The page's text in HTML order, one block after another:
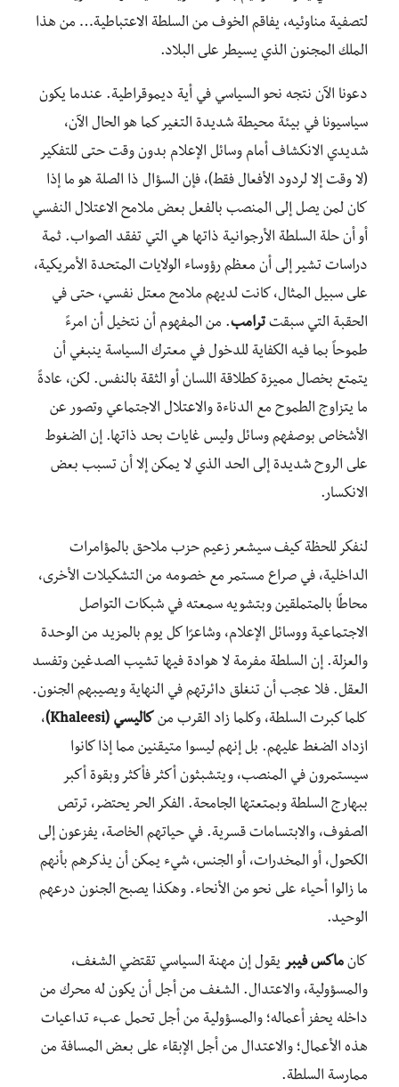
لتصفية مناوئيه، يفاقم الخوف من السلطة الاعتباطية… من هذا
الملك المجنون الذي يسيطر على البلاد.
دعونا الآن نتجه نحو السياسي في أية ديموقراطية. عندما يكون
سياسيونا في بيئة محيطة شديدة التغير كما هو الحال الآن،
شديدي الانكشاف أمام وسائل الإعلام بدون وقت حتى للتفكير
(لا وقت إلا لردود الأفعال فقط)، فإن السؤال ذا الصلة هو ما إذا
كان لمن يصل إلى المنصب بالفعل بعض ملامح الاعتلال النفسي
أو أن حلة السلطة الأرجوانية ذاتها هي التي تفقد الصواب. ثمة
دراسات تشير إلى أن معظم رؤوساء الولايات المتحدة الأمريكية،
على سبيل المثال، كانت لديهم ملامح معتل نفسي، حتى في
الحقبة التي سبقتترامب. من المفهوم أن نتخيل أن امرءً
طموحاً بما فيه الكفاية للدخول في معترك السياسة ينبغي أن
يتمتع بخصال مميزة كطلاقة اللسان أو الثقة بالنفس. لكن، عادةً
ما يتزاوج الطموح مع الدناءة والاعتلال الاجتماعي وتصور عن
الأشخاص بوصفهم وسائل وليس غايات بحد ذاتها. إن الضغوط
على الروح شديدة إلى الحد الذي لا يمكن إلا أن تسبب بعض
الانكسار.
لنفكر للحظة كيف سيشعر زعيم حزب ملاحق بالمؤامرات
الداخلية، في صراع مستمر مع خصومه من التشكيلات الأخرى،
محاطًا بالمتملقين وبتشويه سمعته في شبكات التواصل
الاجتماعية ووسائل الإعلام، وشاعرًا كل يوم بالمزيد من الوحدة
والعزلة. إن السلطة مفرمة لا هوادة فيها تشيب الصدغين وتفسد
العقل. فلا عجب أن تنغلق دائرتهم في النهاية ويصيبهم الجنون.
كلما كبرت السلطة، وكلما زاد القرب من كاليسي (Khaleesi)
،
ازداد الضغط عليهم. بل إنهم ليسوا متيقنين مما إذا كانوا
سيستمرون في المنصب، ويتشبثون أكثر فأكثر وبقوة أكبر
ببهارج السلطة وبمتعتها الجامحة. الفكر الحر يحتضر، ترتص
الصفوف، والابتسامات قسرية. في حياتهم الخاصة، يفزعون إلى
الكحول، أو المخدرات، أو الجنس، شيء يمكن أن يذكرهم بأنهم
ما زالوا أحياء على نحو من الأنحاء. وهكذا يصبح الجنون درعهم
الوحيد.
كان ماكس فيبر يقول إن مهنة السياسي تقتضي الشغف،
والمسؤولية، والاعتدال. الشغف من أجل أن يكون له محرك من
داخله يحفز أعماله؛ والمسؤولية من أجل تحمل عبء تداعيات
هذه الأعمال؛ والاعتدال من أجل الإبقاء على بعض المسافة من
ممارسة السلطة.